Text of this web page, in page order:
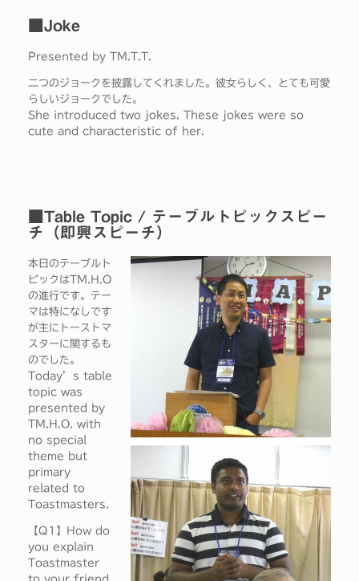
■Joke
Presented by TM.T.T.
二つのジョークを披露してくれました。彼女らしく、とても可愛
らしいジョークでした。
She introduced two jokes. These jokes were so
cute and characteristic of her.
■Table Topic / テーブルトピックスピー
チ（即興スピーチ）
本日のテーブルト
ピックはTM.H.O
の進行です。テー
マは特になしです
が主にトーストマ
スターに関するも
のでした。
Today’s table
topic was
presented by
TM.H.O. with
no special
theme but
primary
related to
Toastmasters.
【Q1】How do
you explain
Toastmaster